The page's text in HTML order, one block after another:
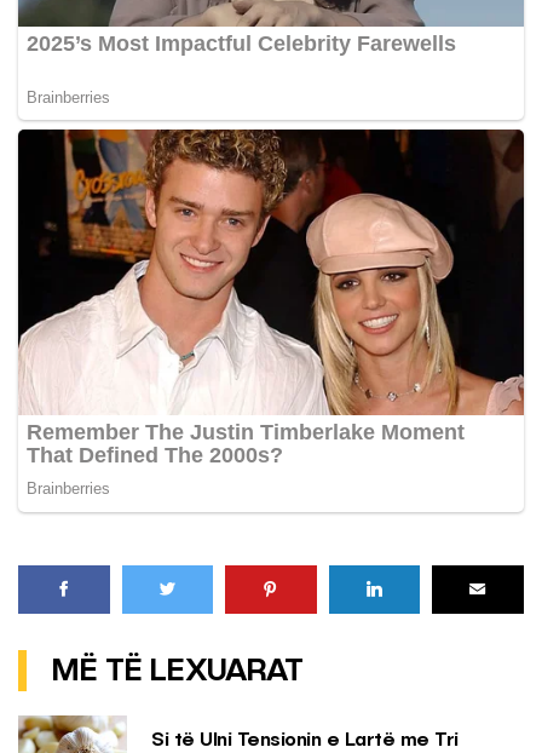
MË TË LEXUARAT
Si të Ulni Tensionin e Lartë me Tri